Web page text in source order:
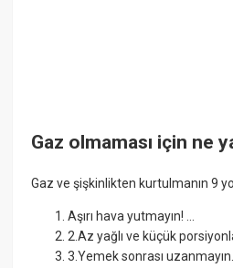
Gaz olmaması için ne
Gaz ve şişkinlikten kurtulmanın 9
Aşırı hava yutmayın! ...
2.Az yağlı ve küçük
3.Yemek sonrası uzanmayın.